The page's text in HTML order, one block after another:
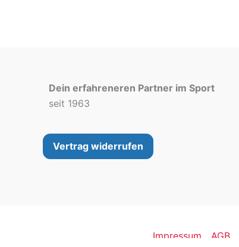
Produktseite
Dein erfahreneren Partner im Sport
seit 1963
Vertrag widerrufen
Impressum AGB